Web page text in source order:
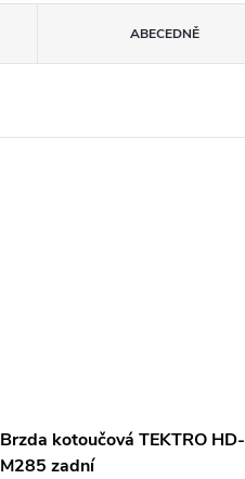
ABECEDNĚ
Brzda kotoučová TEKTRO HD-
M285 zadní